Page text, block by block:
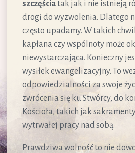
szczęściatak jak i nie istnieją
drogi do wyzwolenia. Dlatego
często upadamy. W takich
kapłana czy wspólnoty może
niewystarczająca. Konieczny
wysiłek ewangelizacyjny. To
odpowiedzialności za swoje
zwrócenia się ku Stwórcy, do
Kościoła, takich jak
wytrwałej pracy nad sobą.
Prawdziwa wolność to nie